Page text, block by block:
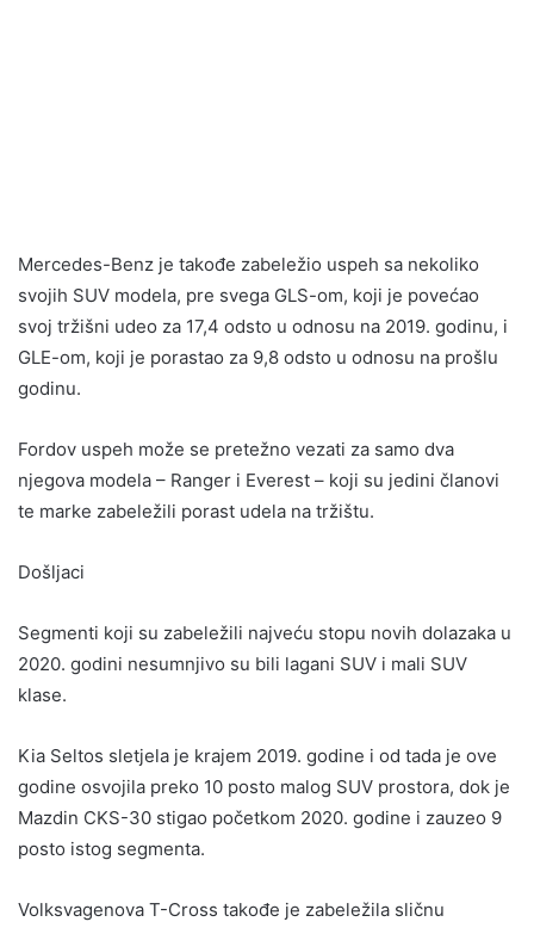
Mercedes-Benz je takođe zabeležio uspeh sa nekoliko
svojih SUV modela, pre svega GLS-om, koji je povećao
svoj tržišni udeo za 17,4 odsto u odnosu na 2019. godinu, i
GLE-om, koji je porastao za 9,8 odsto u odnosu na prošlu
godinu.
Fordov uspeh može se pretežno vezati za samo dva
njegova modela – Ranger i Everest – koji su jedini članovi
te marke zabeležili porast udela na tržištu.
Došljaci
Segmenti koji su zabeležili najveću stopu novih dolazaka u
2020. godini nesumnjivo su bili lagani SUV i mali SUV
klase.
Kia Seltos sletjela je krajem 2019. godine i od tada je ove
godine osvojila preko 10 posto malog SUV prostora, dok je
Mazdin CKS-30 stigao početkom 2020. godine i zauzeo 9
posto istog segmenta.
Volksvagenova T-Cross takođe je zabeležila sličnu